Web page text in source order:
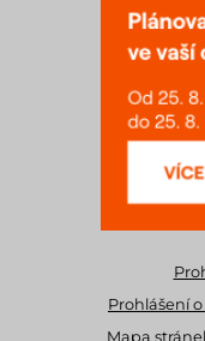
Prohlášení
Mapa